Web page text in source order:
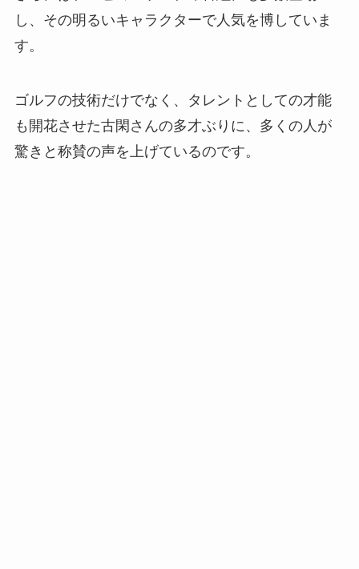
し、その明るいキャラクターで人気を博していま
す。
ゴルフの技術だけでなく、タレントとしての才能
も開花させた古閑さんの多才ぶりに、多くの人が
驚きと称賛の声を上げているのです。